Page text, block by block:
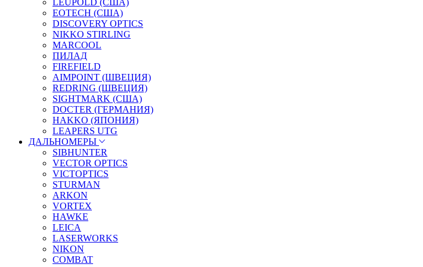
LEUPOLD (США)
EOTECH (США)
DISCOVERY OPTICS
NIKKO STIRLING
MARCOOL
ПИЛАД
FIREFIELD
AIMPOINT (ШВЕЦИЯ)
REDRING (ШВЕЦИЯ)
SIGHTMARK (США)
DOCTER (ГЕРМАНИЯ)
HAKKO (ЯПОНИЯ)
LEAPERS UTG
ДАЛЬНОМЕРЫ
SIBHUNTER
VECTOR OPTICS
VICTOPTICS
STURMAN
ARKON
VORTEX
HAWKE
LEICA
LASERWORKS
NIKON
COMBAT